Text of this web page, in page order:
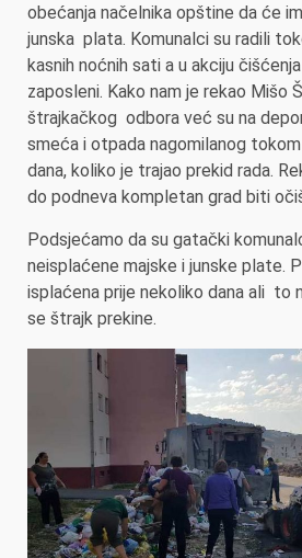
obećanja načelnika opštine da će
junska plata. Komunalci su radili
kasnih noćnih sati a u akciju
zaposleni. Kako nam je rekao Mišo
štrajkačkog odbora već su na
smeća i otpada nagomilanog
dana, koliko je trajao prekid rada.
do podneva kompletan grad biti
Podsjećamo da su gatački
neisplaćene majske i junske plate.
isplaćena prije nekoliko dana ali to
se štrajk prekine.